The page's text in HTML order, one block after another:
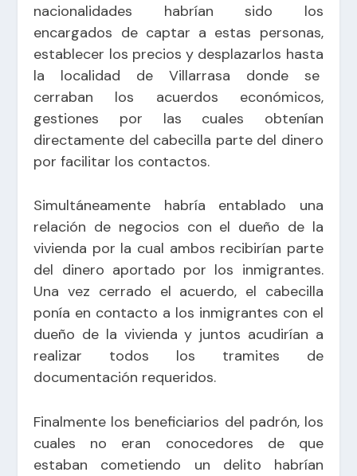
nacionalidades habrían sido los
encargados de captar a estas personas,
establecer los precios y desplazarlos hasta
la localidad de Villarrasa donde se
cerraban los acuerdos económicos,
gestiones por las cuales obtenían
directamente del cabecilla parte del dinero
por facilitar los contactos.
Simultáneamente habría entablado una
relación de negocios con el dueño de la
vivienda por la cual ambos recibirían parte
del dinero aportado por los inmigrantes.
Una vez cerrado el acuerdo, el cabecilla
ponía en contacto a los inmigrantes con el
dueño de la vivienda y juntos acudirían a
realizar todos los tramites de
documentación requeridos.
Finalmente los beneficiarios del padrón, los
cuales no eran conocedores de que
estaban cometiendo un delito habrían